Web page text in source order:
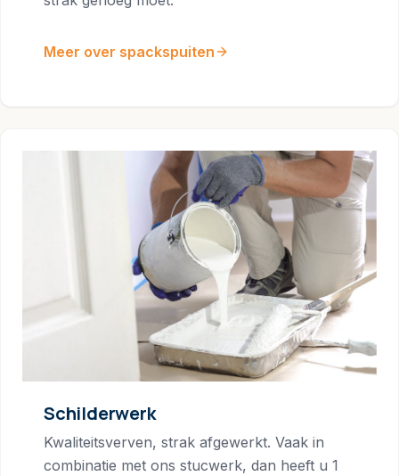
Meer over spackspuiten
Schilderwerk
Kwaliteitsverven, strak afgewerkt. Vaak in
combinatie met ons stucwerk, dan heeft u 1